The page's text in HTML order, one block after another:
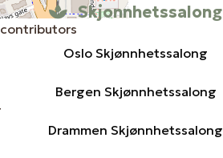
contributors
Skjonnhetssalong
Oslo Skjønnhetssalong
Bergen Skjønnhetssalong
Drammen Skjønnhetssalong